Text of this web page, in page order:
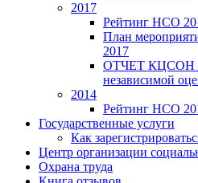
2017
Рейтинг НСО
План
2017
ОТЧЕТ КЦСОН о
независимой
2014
Рейтинг НСО
Государственные услуги
Как
Центр организации
Охрана труда